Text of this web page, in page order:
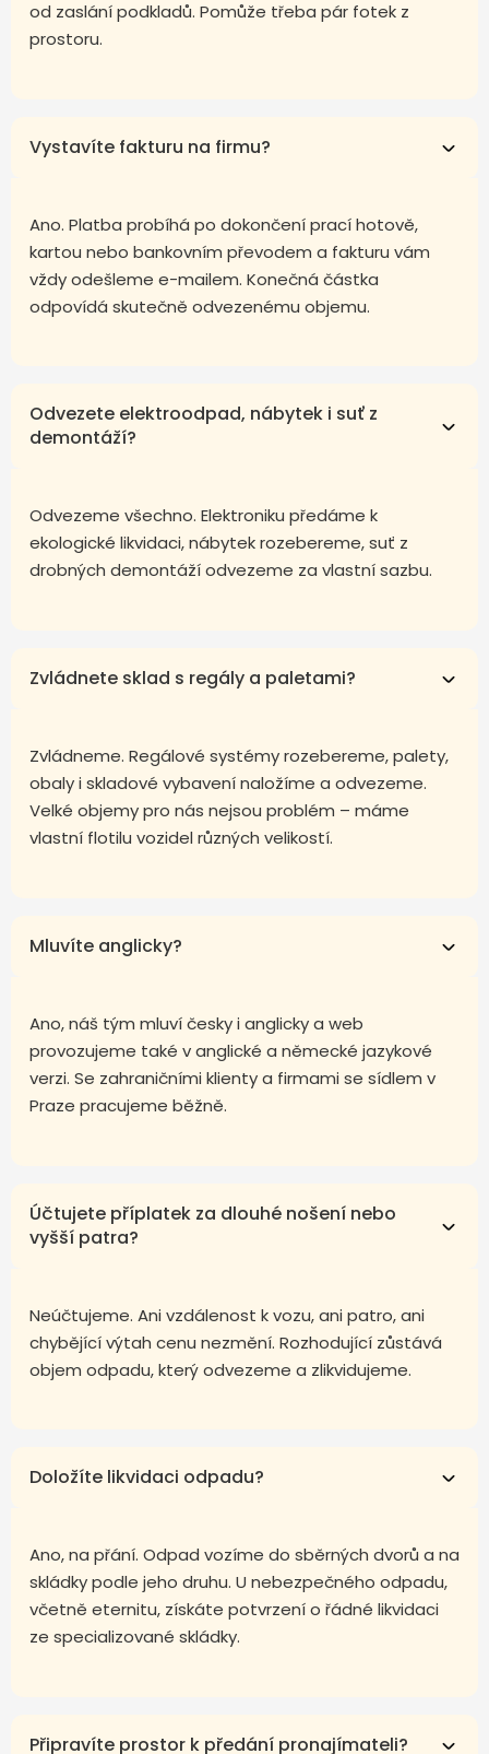
od zaslání podkladů. Pomůže třeba pár fotek z
prostoru.
Vystavíte fakturu na firmu?
Ano. Platba probíhá po dokončení prací hotově,
kartou nebo bankovním převodem a fakturu vám
vždy odešleme e-mailem. Konečná částka
odpovídá skutečně odvezenému objemu.
Odvezete elektroodpad, nábytek i suť z
demontáží?
Odvezeme všechno. Elektroniku předáme k
ekologické likvidaci, nábytek rozebereme, suť z
drobných demontáží odvezeme za vlastní sazbu.
Zvládnete sklad s regály a paletami?
Zvládneme. Regálové systémy rozebereme, palety,
obaly i skladové vybavení naložíme a odvezeme.
Velké objemy pro nás nejsou problém – máme
vlastní flotilu vozidel různých velikostí.
Mluvíte anglicky?
Ano, náš tým mluví česky i anglicky a web
provozujeme také v anglické a německé jazykové
verzi. Se zahraničními klienty a firmami se sídlem v
Praze pracujeme běžně.
Účtujete příplatek za dlouhé nošení nebo
vyšší patra?
Neúčtujeme. Ani vzdálenost k vozu, ani patro, ani
chybějící výtah cenu nezmění. Rozhodující zůstává
objem odpadu, který odvezeme a zlikvidujeme.
Doložíte likvidaci odpadu?
Ano, na přání. Odpad vozíme do sběrných dvorů a na
skládky podle jeho druhu. U nebezpečného odpadu,
včetně eternitu, získáte potvrzení o řádné likvidaci
ze specializované skládky.
Připravíte prostor k předání pronajímateli?